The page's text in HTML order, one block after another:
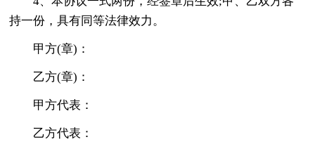
持一份，具有同等法律效力。
甲方(章)：
乙方(章)：
甲方代表：
乙方代表：